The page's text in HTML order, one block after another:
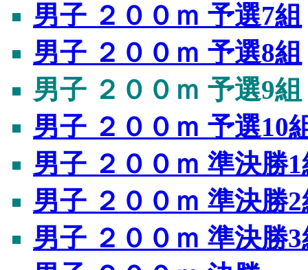
男子 ２００ｍ 予選7組
男子 ２００ｍ 予選8組
男子 ２００ｍ 予選9組
男子 ２００ｍ 予選10
男子 ２００ｍ 準決勝
男子 ２００ｍ 準決勝
男子 ２００ｍ 準決勝